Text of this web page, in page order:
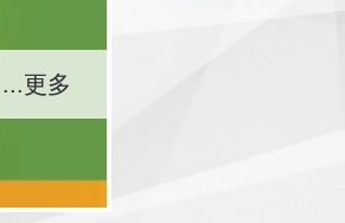
...更多
...更多